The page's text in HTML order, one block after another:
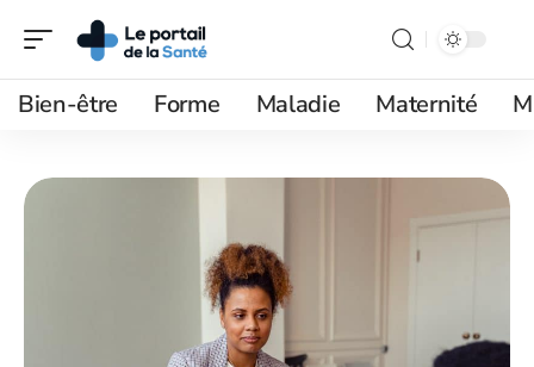
Bien-être Forme Maladie Maternité